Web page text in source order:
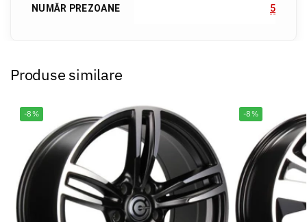
NUMĂR PREZOANE 5
Produse similare
-8% -8%